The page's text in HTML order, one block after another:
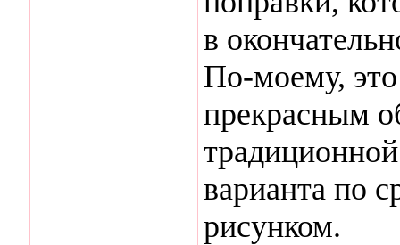
в
По-моему,
прекрасным
варианта по
рисунком.